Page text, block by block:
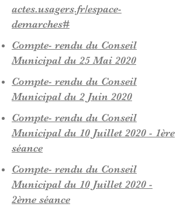
actes.usagers.fr/espace-
demarches#
Compte- rendu du Conseil
Municipal du 25 Mai 2020
Compte- rendu du Conseil
Municipal du 2 Juin 2020
Compte- rendu du Conseil
Municipal du 10 Juillet 2020 - 1ère
séance
Compte- rendu du Conseil
Municipal du 10 Juillet 2020 -
2ème séance